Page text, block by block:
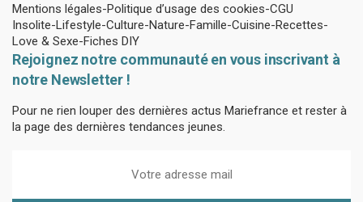
Mentions légales Politique d’usage des cookies CGU
Insolite Lifestyle Culture Nature Famille Cuisine Recettes
Love & Sexe Fiches DIY
Rejoignez notre communauté en vous inscrivant à
notre Newsletter !
Pour ne rien louper des dernières actus Mariefrance et rester à
la page des dernières tendances jeunes.